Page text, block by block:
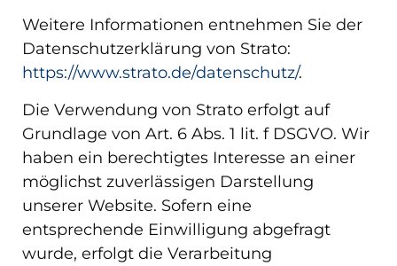
Weitere Informationen entnehmen Sie der
Datenschutzerklärung von Strato:
https://www.strato.de/datenschutz/.
Die Verwendung von Strato erfolgt auf
Grundlage von Art. 6 Abs. 1 lit. f DSGVO. Wir
haben ein berechtigtes Interesse an einer
möglichst zuverlässigen Darstellung
unserer Website. Sofern eine
entsprechende Einwilligung abgefragt
wurde, erfolgt die Verarbeitung